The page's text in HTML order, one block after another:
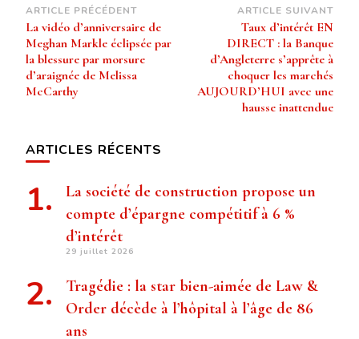
Navigation
d’article
ARTICLE PRÉCÉDENT
La vidéo d’anniversaire de
Meghan Markle éclipsée par
la blessure par morsure
d’araignée de Melissa
McCarthy
ARTICLE SUIVANT
Taux d’intérêt EN
DIRECT : la Banque
d’Angleterre s’apprête à
choquer les marchés
AUJOURD’HUI avec une
hausse inattendue
ARTICLES RÉCENTS
La société de construction propose un
compte d’épargne compétitif à 6 %
d’intérêt
29 juillet 2026
Tragédie : la star bien-aimée de Law &
Order décède à l’hôpital à l’âge de 86
ans